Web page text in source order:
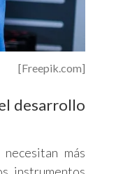
[Freepik.com]
desarrollo
más